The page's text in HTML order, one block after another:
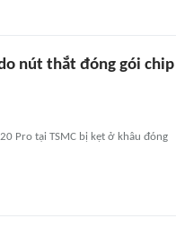
nút thắt đóng gói chip
Pro tại TSMC bị kẹt ở khâu đóng